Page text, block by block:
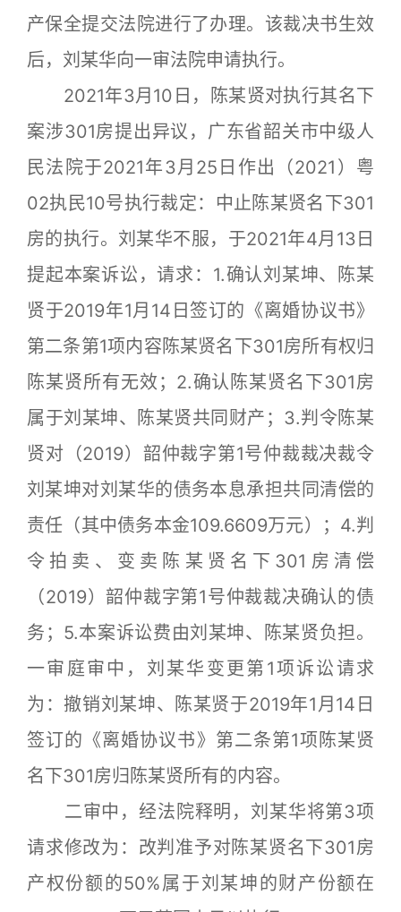
产保全提交法院进行了办理。该裁决书生效
后，刘某华向一审法院申请执行。
2021年3月10日，陈某贤对执行其名下
案涉301房提出异议，广东省韶关市中级人
民法院于2021年3月25日作出（2021）粤
02执民10号执行裁定：中止陈某贤名下301
房的执行。刘某华不服，于2021年4月13日
提起本案诉讼，请求：1.确认刘某坤、陈某
贤于2019年1月14日签订的《离婚协议书》
第二条第1项内容陈某贤名下301房所有权归
陈某贤所有无效；2.确认陈某贤名下301房
属于刘某坤、陈某贤共同财产；3.判令陈某
贤对（2019）韶仲裁字第1号仲裁裁决裁令
刘某坤对刘某华的债务本息承担共同清偿的
责任（其中债务本金109.6609万元）；4.判
令拍卖、变卖陈某贤名下301房清偿
（2019）韶仲裁字第1号仲裁裁决确认的债
务；5.本案诉讼费由刘某坤、陈某贤负担。
一审庭审中，刘某华变更第1项诉讼请求
为：撤销刘某坤、陈某贤于2019年1月14日
签订的《离婚协议书》第二条第1项陈某贤
名下301房归陈某贤所有的内容。
二审中，经法院释明，刘某华将第3项
请求修改为：改判准予对陈某贤名下301房
产权份额的50%属于刘某坤的财产份额在